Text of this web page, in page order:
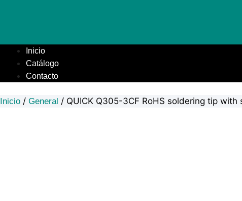
Inicio
Catálogo
Contacto
Inicio / General / QUICK Q305-3CF RoHS soldering tip with